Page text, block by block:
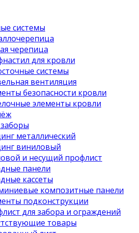
системы
черепица
для кровли
системы
вентиляция
безопасности кровли
элементы кровли
металлический
виниловый
и несущий профлист
панели
кассеты
композитные панели
подконструкции
для забора и ограждений
товары